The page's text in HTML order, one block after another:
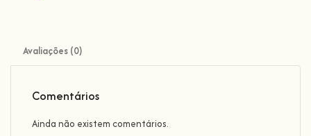
Avaliações (0)
Comentários
Ainda não existem comentários.